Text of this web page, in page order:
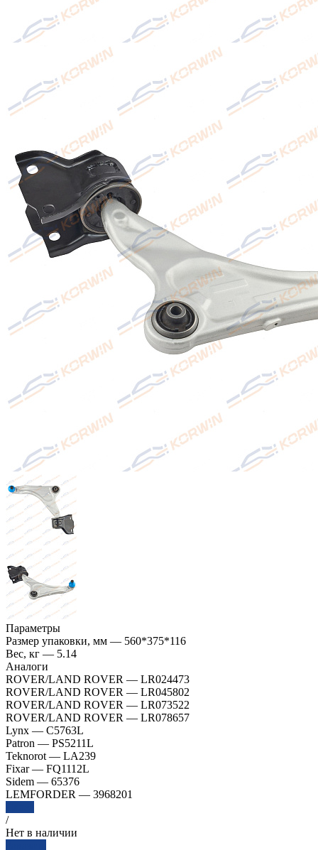
Параметры
Размер упаковки, мм — 560*375*116
Вес, кг — 5.14
Аналоги
ROVER/LAND ROVER — LR024473
ROVER/LAND ROVER — LR045802
ROVER/LAND ROVER — LR073522
ROVER/LAND ROVER — LR078657
Lynx — C5763L
Patron — PS5211L
Teknorot — LA239
Fixar — FQ1112L
Sidem — 65376
LEMFORDER — 3968201
/
Нет в наличии